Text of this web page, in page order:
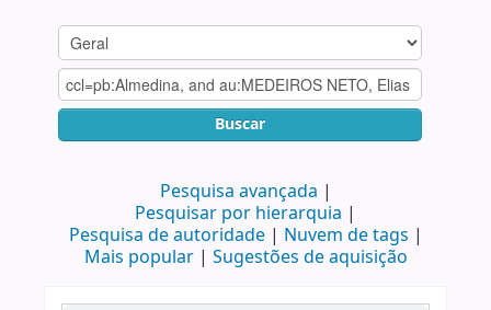
Buscar
Pesquisa avançada
Pesquisar por hierarquia
Pesquisa de autoridade
Nuvem de tags
Mais popular
Sugestões de aquisição